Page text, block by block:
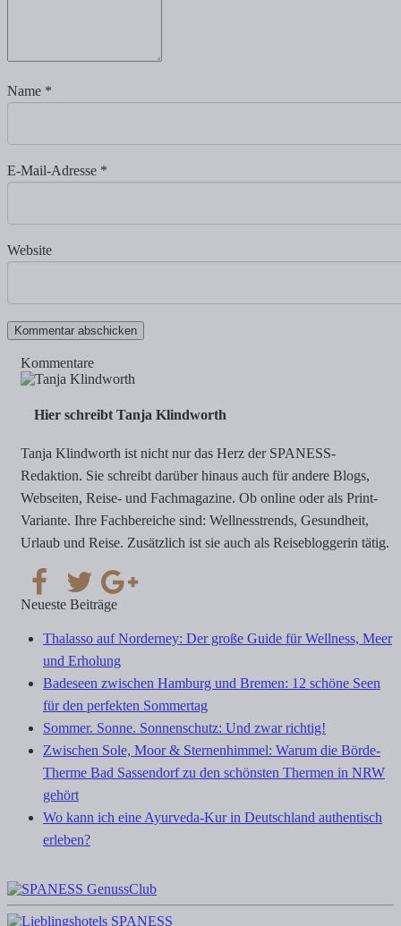
Name *
E-Mail-Adresse *
Website
Kommentare
Hier schreibt Tanja Klindworth
Tanja Klindworth ist nicht nur das Herz der SPANESS-
Redaktion. Sie schreibt darüber hinaus auch für andere Blogs,
Webseiten, Reise- und Fachmagazine. Ob online oder als Print-
Variante. Ihre Fachbereiche sind: Wellnesstrends, Gesundheit,
Urlaub und Reise. Zusätzlich ist sie auch als Reisebloggerin tätig.
Neueste Beiträge
Thalasso auf Norderney: Der große Guide für Wellness, Meer
und Erholung
Badeseen zwischen Hamburg und Bremen: 12 schöne Seen
für den perfekten Sommertag
Sommer. Sonne. Sonnenschutz: Und zwar richtig!
Zwischen Sole, Moor & Sternenhimmel: Warum die Börde-
Therme Bad Sassendorf zu den schönsten Thermen in NRW
gehört
Wo kann ich eine Ayurveda-Kur in Deutschland authentisch
erleben?